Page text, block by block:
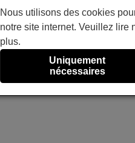
Nous utilisons des cookies
notre site internet. Veuillez lire
plus.
Uniquement
nécessaires